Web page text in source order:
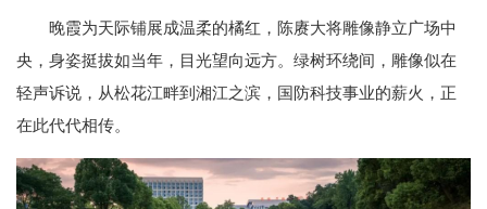
晚霞为天际铺展成温柔的橘红，陈赓大将雕像静立广场中
央，身姿挺拔如当年，目光望向远方。绿树环绕间，雕像似在
轻声诉说，从松花江畔到湘江之滨，国防科技事业的薪火，正
在此代代相传。